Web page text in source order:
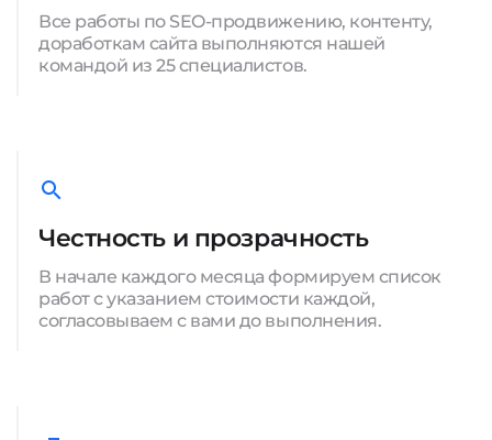
Все работы по SEO-продвижению, контенту,
доработкам сайта выполняются нашей
командой из 25 специалистов.
Честность и прозрачность
В начале каждого месяца формируем список
работ с указанием стоимости каждой,
согласовываем с вами до выполнения.